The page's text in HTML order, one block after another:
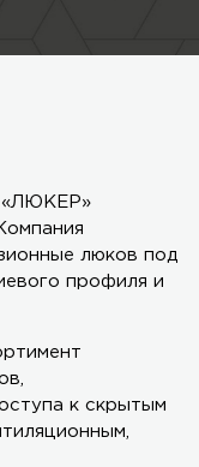
«ЛЮКЕР»
люков под
профиля и
к скрытым